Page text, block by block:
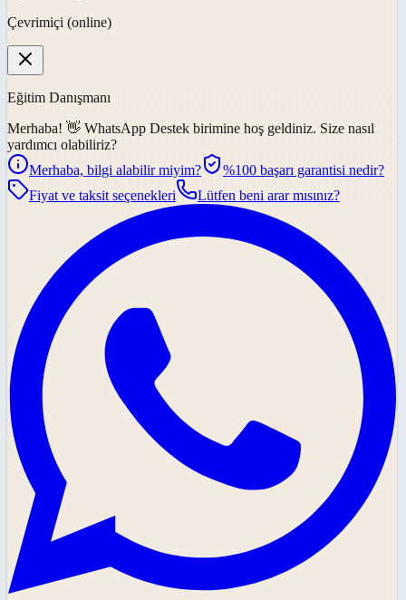
Çevrimiçi (online)
Eğitim Danışmanı
Merhaba! 👋 WhatsApp Destek birimine hoş geldiniz. Size nasıl
yardımcı olabiliriz?
Merhaba, bilgi alabilir miyim?
%100 başarı garantisi nedir?
Fiyat ve taksit seçenekleri
Lütfen beni arar mısınız?